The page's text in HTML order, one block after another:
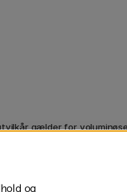
gælder for voluminøse
og